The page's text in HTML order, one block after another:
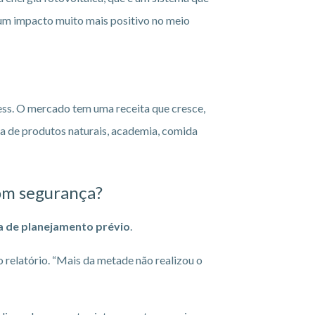
impacto muito mais positivo no meio
O mercado tem uma receita que cresce,
de produtos naturais, academia, comida
segurança?
de planejamento prévio.
“Mais da metade não realizou o